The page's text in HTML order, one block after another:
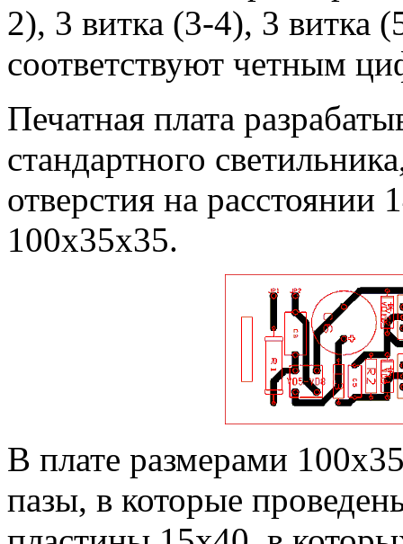
2), 3 витка (3-4), 3 витка
соответствуют четным
Печатная плата
стандартного
отверстия на расстоянии
100x35x35.
В плате размерами
пазы, в которые